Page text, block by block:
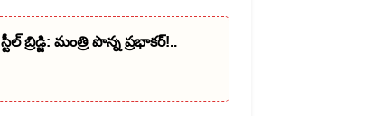
బ్రిడ్జి: మంత్రి పొన్న ప్రభాకర్!..